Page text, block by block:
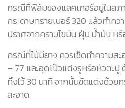
กรณีที่ฟิล์มของแลคเกอร์อยู่ในส
กระดาษทรายเบอร์ 320 แล้วทำค
ปราศจากคราบไขมัน ฝุ่น น้ำมัน ห
กรณีที่ไม้มียาง ควรเช็ดทำความสะ
– 77 และอุดโป๊วแต่งรูหรือหัวตะปู
ทิ้งไว้ 30 นาที จากนั้นขัดแต่งด้วย
สะอาด